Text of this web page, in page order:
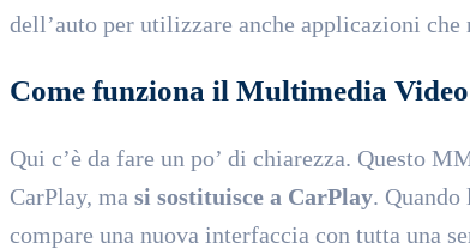
dell’auto per utilizzare anche applicazioni che
Come funziona il Multimedia
Qui c’è da fare un po’ di chiarezza. Questo
CarPlay, ma si sostituisce a CarPlay.
compare una nuova interfaccia con tutta una